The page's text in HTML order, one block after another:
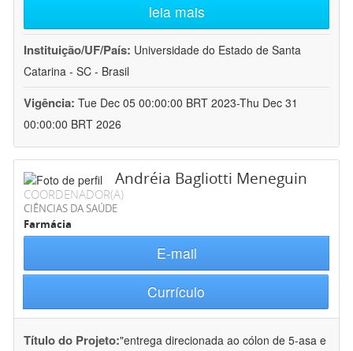
leia mais
Instituição/UF/País: Universidade do Estado de Santa
Catarina - SC - Brasil
Vigência: Tue Dec 05 00:00:00 BRT 2023-Thu Dec 31
00:00:00 BRT 2026
Andréia Bagliotti Meneguin
COORDENADOR(A)
CIÊNCIAS DA SAÚDE
Farmácia
E-mail
Currículo
Título do Projeto:"entrega direcionada ao cólon de 5-asa e